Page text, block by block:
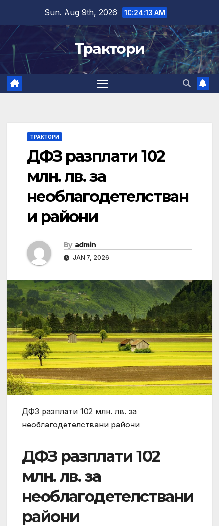
content
Sun. Aug 9th, 2026 10:24:14 AM
Трактори
ТРАКТОРИ
ДФЗ разплати 102
млн. лв. за
необлагодетелстван
и райони
By admin
JAN 7, 2026
ДФЗ разплати 102 млн. лв. за
необлагодетелствани райони
ДФЗ разплати 102
млн. лв. за
необлагодетелствани
райони